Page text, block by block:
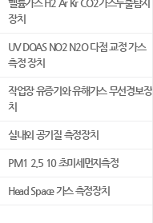
헬륨가스 H2 Ar Kr CO2가스누출탐지
장치
UV DOAS NO2 N2O 다점 교정 가스
측정 장치
작업장 유증기와 유해가스 무선경보장
치
실내외 공기질 측정장치
PM1 2.5 10 초미세먼지측정
Head Space 가스 측정장치